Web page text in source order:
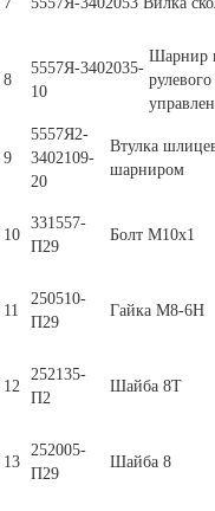
8
5557Я-3402035-
10
Шарнир
рулевого
9
5557Я2-
3402109-
20
Втулка
шарниром
10
331557-
П29
Болт М10х1
11
250510-
П29
Гайка М8-6Н
12
252135-
П2
Шайба 8Т
13
252005-
П29
Шайба 8